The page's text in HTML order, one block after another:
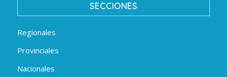
SECCIONES
Regionales
Provinciales
Nacionales